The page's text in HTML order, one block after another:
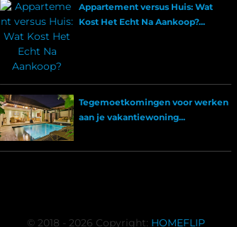
Appartement versus Huis: Wat
Kost Het Echt Na Aankoop?...
Tegemoetkomingen voor werken
aan je vakantiewoning...
© 2018 - 2026 Copyright: HOMEFLIP